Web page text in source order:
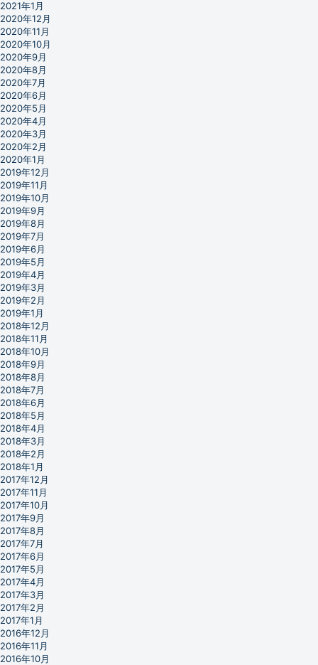
2021年1月
2020年12月
2020年11月
2020年10月
2020年9月
2020年8月
2020年7月
2020年6月
2020年5月
2020年4月
2020年3月
2020年2月
2020年1月
2019年12月
2019年11月
2019年10月
2019年9月
2019年8月
2019年7月
2019年6月
2019年5月
2019年4月
2019年3月
2019年2月
2019年1月
2018年12月
2018年11月
2018年10月
2018年9月
2018年8月
2018年7月
2018年6月
2018年5月
2018年4月
2018年3月
2018年2月
2018年1月
2017年12月
2017年11月
2017年10月
2017年9月
2017年8月
2017年7月
2017年6月
2017年5月
2017年4月
2017年3月
2017年2月
2017年1月
2016年12月
2016年11月
2016年10月